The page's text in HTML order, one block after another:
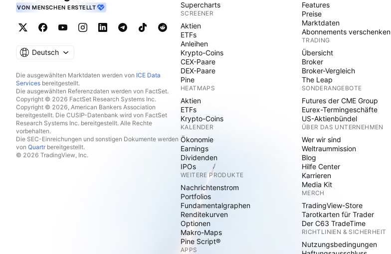
VON MENSCHEN ERSTELLT
Deutsch
Die ausgewählten Marktdaten werden von ICE Data
Services bereitgestellt.
Die ausgewählten Referenzdaten werden von FactSet.
Copyright © 2026 FactSet Research Systems Inc.
Copyright © 2026, American Bankers Association
bereitgestellt. Die CUSIP-Datenbank wird von FactSet
Research Systems Inc. bereitgestellt. Alle Rechte
vorbehalten.
Die SEC-Einreichungen und sonstigen Dokumente werden
von Quartrbereitgestellt.
© 2026 TradingView, Inc.
Supercharts
SCREENER
Aktien
ETFs
Anleihen
Krypto-Coins
CEX-Paare
DEX-Paare
Pine
HEATMAPS
Aktien
ETFs
Krypto-Coins
KALENDER
Ökonomie
Earnings
Dividenden
IPOs
WEITERE PRODUKTE
Nachrichtenstrom
Portfolios
Fundamentalgraphen
Renditekurven
Optionen
Makro-Maps
Pine Script®
APPS
Features
Preise
Marktdaten
Abonnements verschenken
TRADING
Übersicht
Broker
Broker-Vergleich
The Leap
SONDERANGEBOTE
Futures der CME Group
Eurex-Termingeschäfte
US-Aktienbündel
ÜBER DAS UNTERNEHMEN
Wer wir sind
Weltraummission
Blog
Hilfe Center
Karrieren
Media Kit
MERCH
TradingView-Store
Tarotkarten für Trader
Der C63 TradeTime
RICHTLINIEN & SICHERHEIT
Nutzungsbedingungen